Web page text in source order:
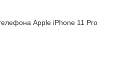
Apple iPhone 11 Pro